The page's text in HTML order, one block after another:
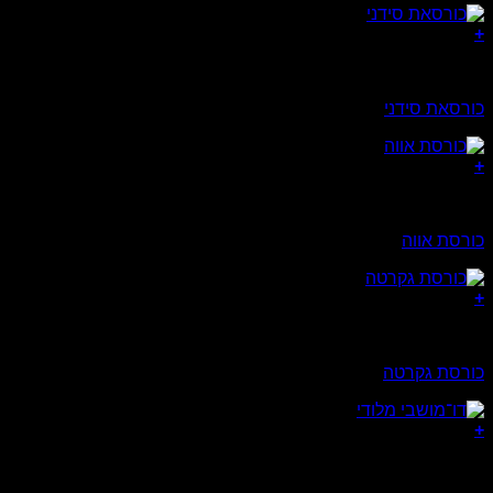
+
כורסאת סידני
+
כורסת אווה
+
כורסת גקרטה
+